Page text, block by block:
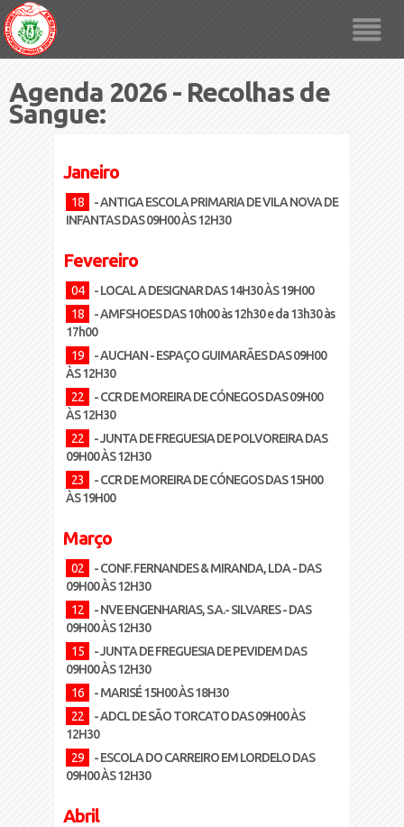
Agenda 2026 - Recolhas de
Sangue:
Janeiro
18
- ANTIGA ESCOLA PRIMARIA DE VILA NOVA DE
INFANTAS DAS 09H00 ÀS 12H30
Fevereiro
04
- LOCAL A DESIGNAR DAS 14H30 ÀS 19H00
18
- AMFSHOES DAS 10h00 às 12h30 e da 13h30 às
17h00
19
- AUCHAN - ESPAÇO GUIMARÃES DAS 09H00
ÀS 12H30
22
- CCR DE MOREIRA DE CÓNEGOS DAS 09H00
ÀS 12H30
22
- JUNTA DE FREGUESIA DE POLVOREIRA DAS
09H00 ÀS 12H30
23
- CCR DE MOREIRA DE CÓNEGOS DAS 15H00
ÀS 19H00
Março
02
- CONF. FERNANDES & MIRANDA, LDA - DAS
09H00 ÀS 12H30
12
- NVE ENGENHARIAS, S.A.- SILVARES - DAS
09H00 ÀS 12H30
15
- JUNTA DE FREGUESIA DE PEVIDEM DAS
09H00 ÀS 12H30
16
- MARISÉ 15H00 ÀS 18H30
22
- ADCL DE SÃO TORCATO DAS 09H00 ÀS
12H30
29
- ESCOLA DO CARREIRO EM LORDELO DAS
09H00 ÀS 12H30
Abril